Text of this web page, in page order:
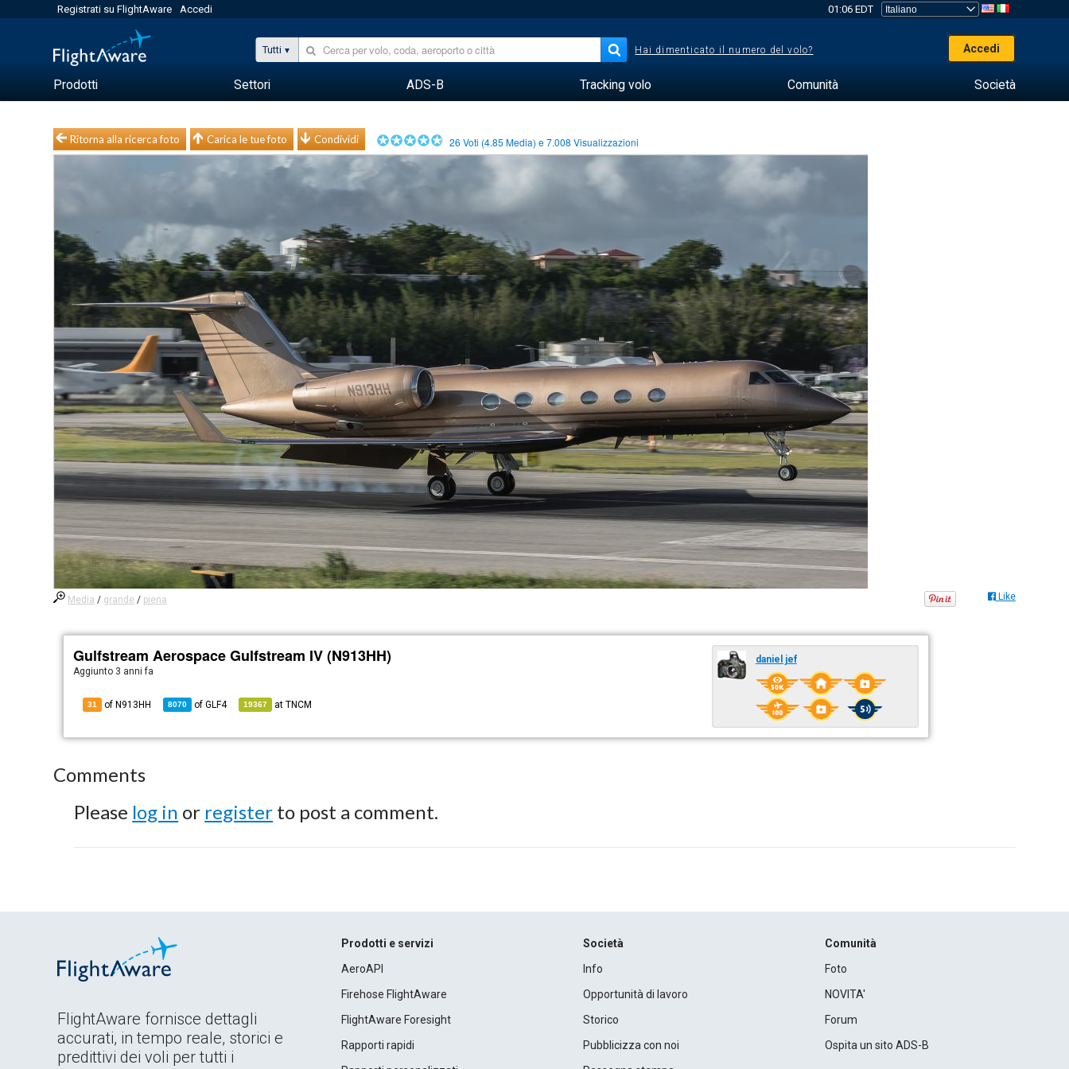
Registrati su FlightAware Accedi 01:06 EDT
Tutti Hai dimenticato il numero del volo? Accedi
Prodotti Settori ADS-B Tracking volo Comunità Società
Ritorna alla ricerca foto Carica le tue foto Condividi 26 Voti (4.85 Media) e7.008 Visualizzazioni
Media / grande / piena Like
Gulfstream Aerospace Gulfstream IV (N913HH)
Aggiunto 3 anni fa
31 of N913HH 8070 ofGLF4 19367 atTNCM
daniel jef
Comments
Please log in or register to post a comment.
FlightAware fornisce dettagli
accurati, in tempo reale, storici e
predittivi dei voli per tutti i
Prodotti e servizi
AeroAPI
Firehose FlightAware
FlightAware Foresight
Rapporti rapidi
Società
Info
Opportunità di lavoro
Storico
Pubblicizza con noi
Comunità
Foto
NOVITA'
Forum
Ospita un sito ADS-B